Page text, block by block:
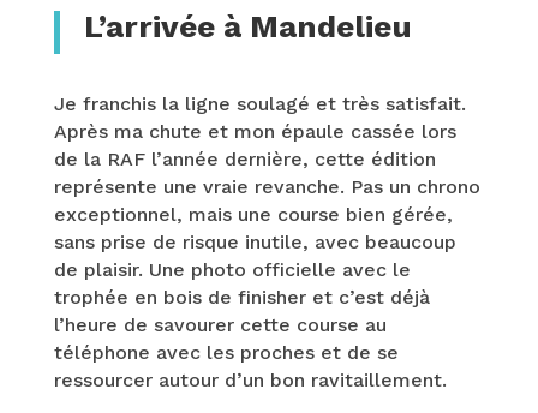
L’arrivée à Mandelieu
Je franchis la ligne soulagé et très satisfait.
Après ma chute et mon épaule cassée lors
de la RAF l’année dernière, cette édition
représente une vraie revanche. Pas un chrono
exceptionnel, mais une course bien gérée,
sans prise de risque inutile, avec beaucoup
de plaisir. Une photo officielle avec le
trophée en bois de finisher et c’est déjà
l’heure de savourer cette course au
téléphone avec les proches et de se
ressourcer autour d’un bon ravitaillement.